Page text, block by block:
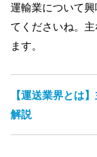
運輸業について
てくださいね。
ます。
【運送業界とは
解説